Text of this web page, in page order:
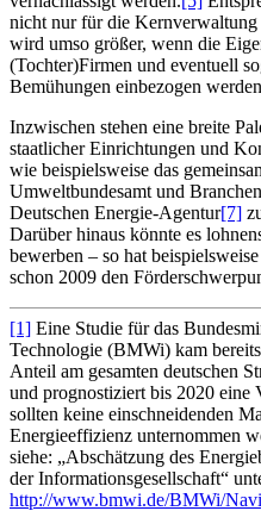
nicht nur für die
wird umso größer, wenn die
(Tochter)Firmen und eventuell
Bemühungen einbezogen
Inzwischen stehen eine breite
staatlicher Einrichtungen und
wie beispielsweise das
Umweltbundesamt und
Deutschen Energie-Agentur[7]
Darüber hinaus könnte es
bewerben – so hat
schon 2009 den
[1] Eine Studie für das
Technologie (BMWi) kam
Anteil am gesamten deutschen
und prognostiziert bis 2020 eine
sollten keine einschneidenden
Energieeffizienz unternommen
siehe: „Abschätzung des
der Informationsgesellschaft“
http://www.bmwi.de/BMWi/